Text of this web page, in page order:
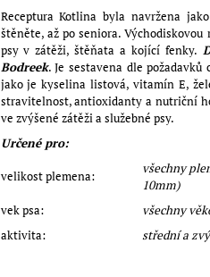
Receptura Kotlina byla navržena
štěněte, až po seniora.
psy v zátěži, štěňata a kojící fenky.
Bodreek. Je sestavena dle
jako je kyselina listová, vitamín E,
stravitelnost, antioxidanty a nutriční
ve zvýšené zátěži a služebné psy.
Určené pro:
velikost plemena:
všechny
10mm)
vek psa:
všechny
aktivita:
střední a